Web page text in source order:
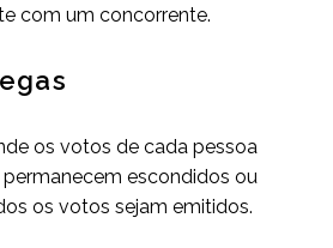
com um concorrente.
os votos de cada pessoa
escondidos ou
os votos sejam emitidos.